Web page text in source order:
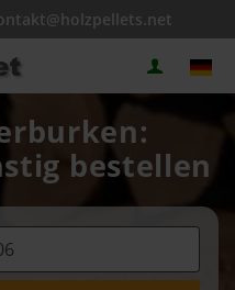
bestellen